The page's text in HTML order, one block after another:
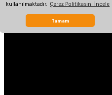
kullanılmaktadır. Çerez Politikasını İncele
Tamam